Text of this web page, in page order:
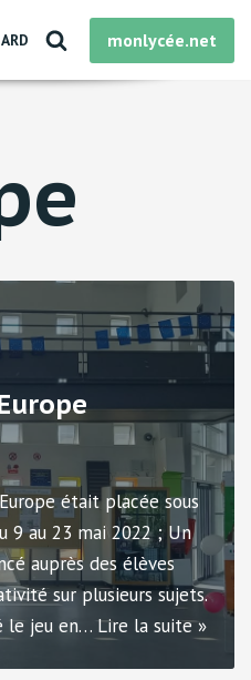
ARD monlycée.net
était placée sous
9 au 23 mai 2022 ; Un
auprès des élèves
sur plusieurs sujets.
le jeu en… Lire la suite »